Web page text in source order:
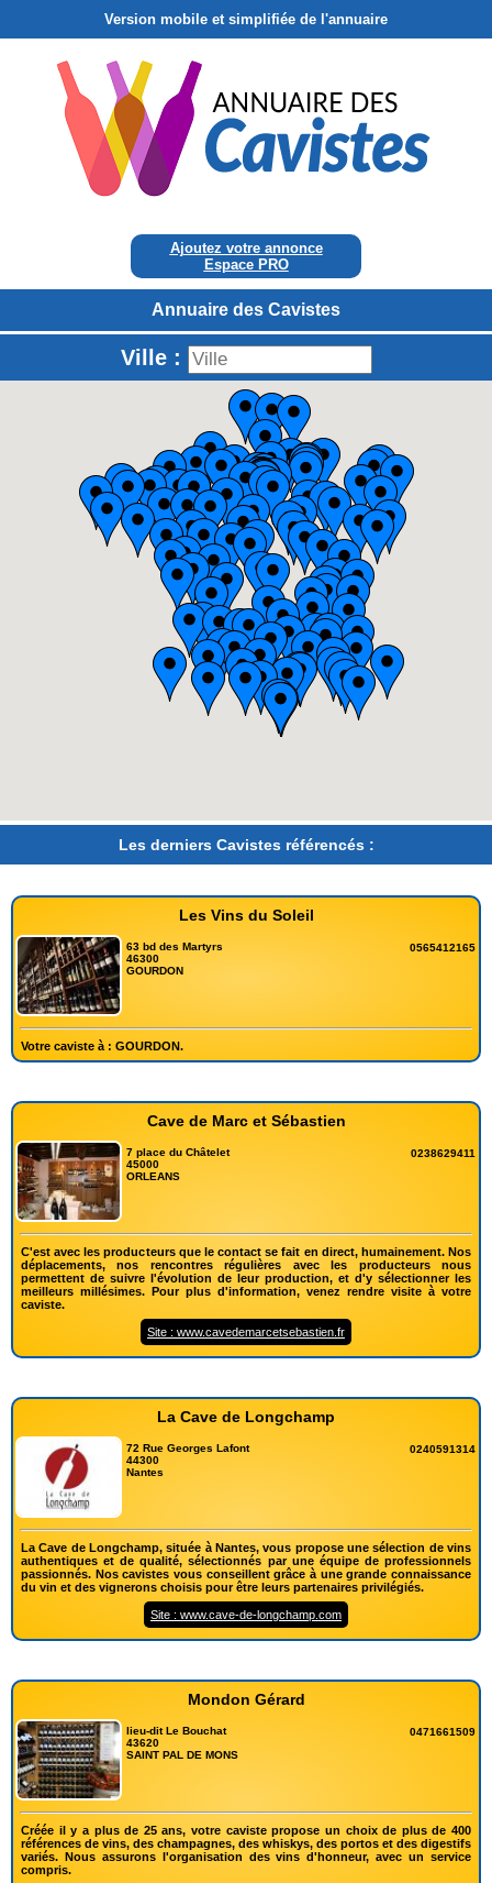
Version mobile et simplifiée de l'annuaire
Ajoutez votre annonce
Espace PRO
Annuaire des Cavistes
Ville :
Les derniers Cavistes référencés :
Les Vins du Soleil
63 bd des Martyrs
46300
GOURDON
0565412165
Votre caviste à : GOURDON.
Cave de Marc et Sébastien
7 place du Châtelet
45000
ORLEANS
0238629411
C'est avec les producteurs que le contact se fait en direct, humainement. Nos
déplacements, nos rencontres régulières avec les producteurs nous
permettent de suivre l'évolution de leur production, et d'y sélectionner les
meilleurs millésimes. Pour plus d'information, venez rendre visite à votre
caviste.
Site : www.cavedemarcetsebastien.fr
La Cave de Longchamp
72 Rue Georges Lafont
44300
Nantes
0240591314
La Cave de Longchamp, située à Nantes, vous propose une sélection de vins
authentiques et de qualité, sélectionnés par une équipe de professionnels
passionnés. Nos cavistes vous conseillent grâce à une grande connaissance
du vin et des vignerons choisis pour être leurs partenaires privilégiés.
Site : www.cave-de-longchamp.com
Mondon Gérard
lieu-dit Le Bouchat
43620
SAINT PAL DE MONS
0471661509
Créée il y a plus de 25 ans, votre caviste propose un choix de plus de 400
références de vins, des champagnes, des whiskys, des portos et des digestifs
variés. Nous assurons l'organisation des vins d'honneur, avec un service
compris.